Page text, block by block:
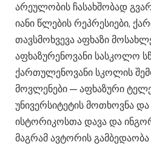
არეულობის ჩასახშობად
იანი წლების რეპრესიები,
თავსმოხვევა აფხაზი
აფხაზურენოვანი სასკოლო
ქართულენოვანი სკოლის
მოვლენები — აფხაზური
უნივერსიტეტის მოთხოვნა
ისტორიკოსთა დავა და
მაგრამ ავტორის